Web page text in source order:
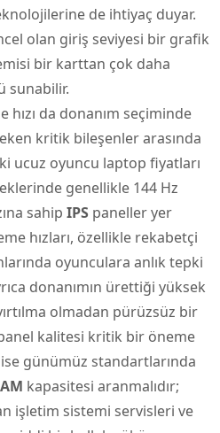
de ihtiyaç duyar.
olan giriş seviyesi bir grafik
bir karttan çok daha
sunabilir.
hızı da donanım seçiminde
kritik bileşenler arasında
ucuz oyuncu laptop fiyatları
genellikle 144 Hz
sahip IPS paneller yer
hızları, özellikle rekabetçi
oyunculara anlık tepki
donanımın ürettiği yüksek
olmadan pürüzsüz bir
kalitesi kritik bir öneme
günümüz standartlarında
kapasitesi aranmalıdır;
işletim sistemi servisleri ve